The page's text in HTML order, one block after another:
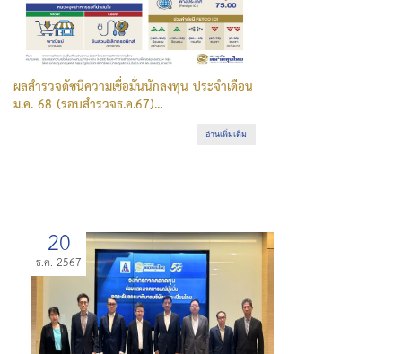
ผลสำรวจดัชนีความเชื่อมั่นนักลงทุน ประจำเดือน
ม.ค. 68 (รอบสำรวจธ.ค.67)...
อ่านเพิ่มเติม
20
ธ.ค. 2567